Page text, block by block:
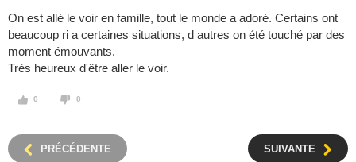
On est allé le voir en famille, tout le monde a adoré. Certains ont
beaucoup ri a certaines situations, d autres on été touché par des
moment émouvants.
Très heureux d'être aller le voir.
0 0
PRÉCÉDENTE SUIVANTE